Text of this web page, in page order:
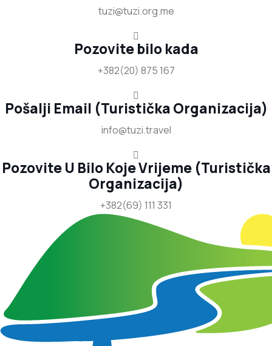
tuzi@tuzi.org.me
Pozovite bilo kada
+382(20) 875 167
Pošalji Email (Turistička Organizacija)
info@tuzi.travel
Pozovite U Bilo Koje Vrijeme (Turistička
Organizacija)
+382(69) 111 331